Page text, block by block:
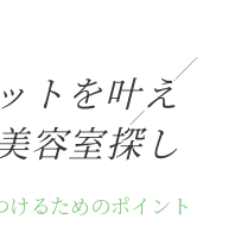
すすめの美容室
でのカット体験談
美容室の特徴
トを叶え
容室探し
るためのポイント